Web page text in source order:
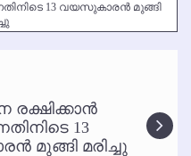
13 വയസുകാരന്‍ മുങ്ങി
ജൂണ്‍ 17 മുതല്‍
ഷോകള്‍ക്ക് ഇല്ല
പാര്‍ക്കിംഗ് പിരിവ് :
രക്ഷിക്കാന്‍
13
മുങ്ങി മരിച്ചു